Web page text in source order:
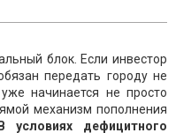
блок. Если инвестор
передать городу не
начинается не просто
механизм пополнения
В условиях дефицитного